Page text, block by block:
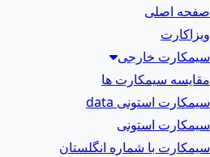
صفحه اصلی
ویزاکارت
سیمکارت خارجی
مقایسه سیمکارت ها
سیمکارت استونی data
سیمکارت استونی
سیمکارت با شماره انگلستان